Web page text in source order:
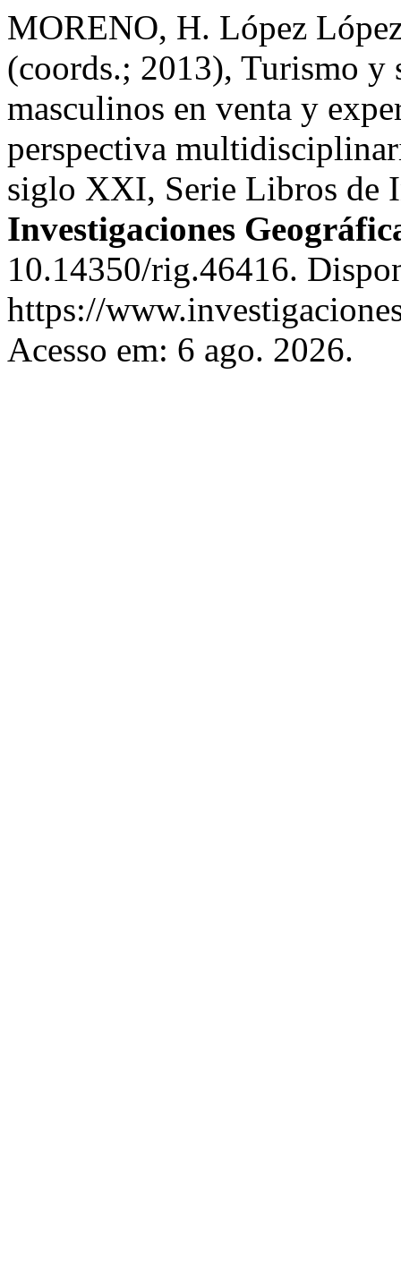
MORENO, H. López
(coords.; 2013), Turismo y
masculinos en venta y
perspectiva
siglo XXI, Serie Libros de
Investigaciones
10.14350/rig.46416.
https://
Acesso em: 6 ago. 2026.